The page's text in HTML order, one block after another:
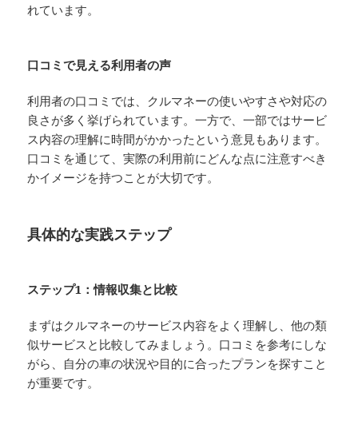
れています。
口コミで見える利用者の声
利用者の口コミでは、クルマネーの使いやすさや対応の
良さが多く挙げられています。一方で、一部ではサービ
ス内容の理解に時間がかかったという意見もあります。
口コミを通じて、実際の利用前にどんな点に注意すべき
かイメージを持つことが大切です。
具体的な実践ステップ
ステップ1：情報収集と比較
まずはクルマネーのサービス内容をよく理解し、他の類
似サービスと比較してみましょう。口コミを参考にしな
がら、自分の車の状況や目的に合ったプランを探すこと
が重要です。